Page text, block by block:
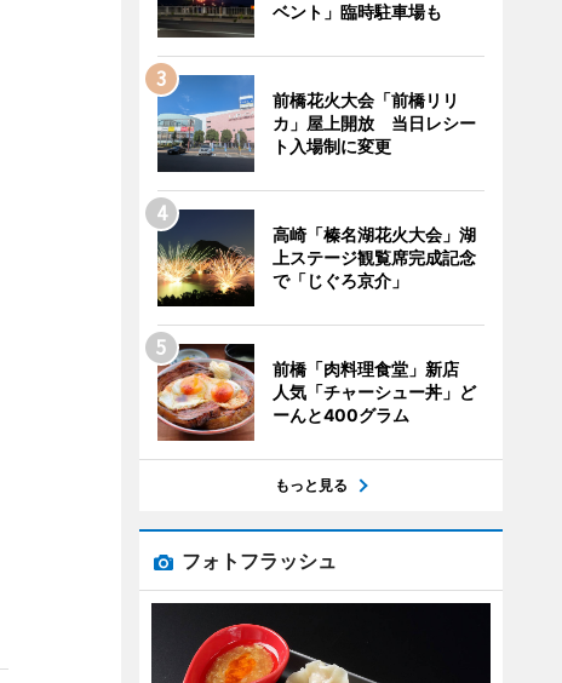
ベント」臨時駐車場も
前橋花火大会「前橋リリ
カ」屋上開放 当日レシー
ト入場制に変更
高崎「榛名湖花火大会」湖
上ステージ観覧席完成記念
で「じぐろ京介」
前橋「肉料理食堂」新店
人気「チャーシュー丼」ど
ーんと400グラム
もっと見る
フォトフラッシュ